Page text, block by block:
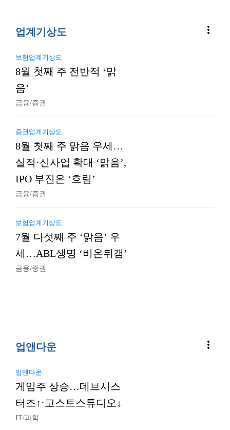
업계기상도 more_vert
보험업계기상도
8월 첫째 주 전반적 ‘맑
음’
금융/증권
증권업계기상도
8월 첫째 주 맑음 우세…
실적·신사업 확대 ‘맑음’,
IPO 부진은 ‘흐림’
금융/증권
보험업계기상도
7월 다섯째 주 ‘맑음’ 우
세…ABL생명 ‘비온뒤갬’
금융/증권
업앤다운 more_vert
업앤다운
게임주 상승…데브시스
터즈↑·고스트스튜디오↓
IT/과학